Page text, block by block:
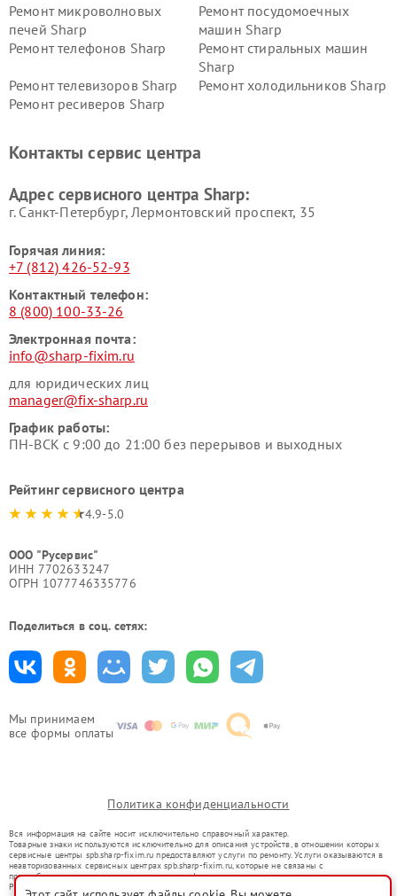
Мы принимаем
все формы оплаты
Ремонт микроволновых
печей Sharp
Ремонт посудомоечных
машин Sharp
Ремонт телефонов Sharp
Ремонт стиральных машин
Sharp
Ремонт телевизоров Sharp
Ремонт холодильников Sharp
Ремонт ресиверов Sharp
Контакты сервис центра
Адрес сервисного центра Sharp:
г. Санкт-Петербург, Лермонтовский проспект, 35
Горячая линия:
+7 (812) 426-52-93
Контактный телефон:
8 (800) 100-33-26
Электронная почта:
info@sharp-fixim.ru
для юридических лиц
manager@fix-sharp.ru
График работы:
ПН-ВСК с 9:00 до 21:00 без перерывов и выходных
Рейтинг сервисного центра
4.9-5.0
ООО "Русервис"
ИНН 7702633247
ОГРН 1077746335776
Поделиться в соц. сетях:
Политика конфиденциальности
Вся информация на сайте носит исключительно справочный характер.
Товарные знаки используются исключительно для описания устройств, в отношении которых
сервисные центры spb.sharp-fixim.ru предоставляют услуги по ремонту. Услуги оказываются в
неавторизованных сервисных центрах spb.sharp-fixim.ru, которые не связаны с
правообладателями товарных знаков или их официальными представителями.
Ремонт осуществляется для устройств, уже введенных в гражданский оборот в соответствии